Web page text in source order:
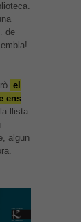
de
el
ens
llista
algun